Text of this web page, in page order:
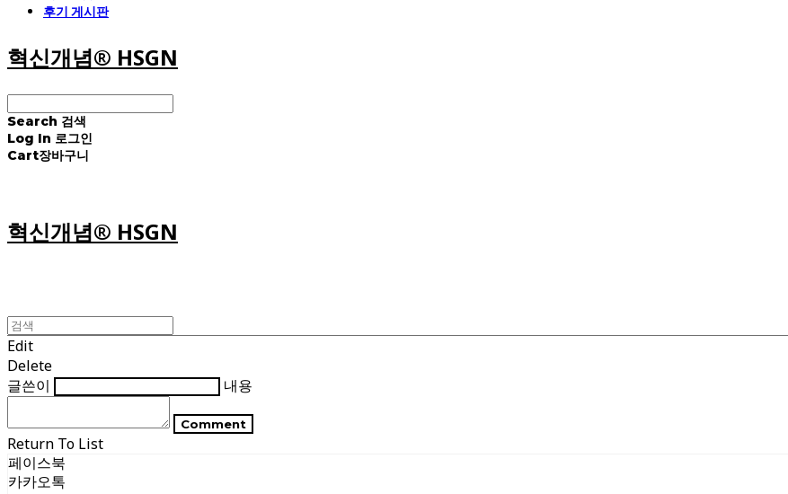
후기 게시판
혁신개념® HSGN
Search 검색
Log In 로그인
Cart장바구니
혁신개념® HSGN
Edit
Delete
글쓴이
내용
Comment
Return To List
페이스북
카카오톡